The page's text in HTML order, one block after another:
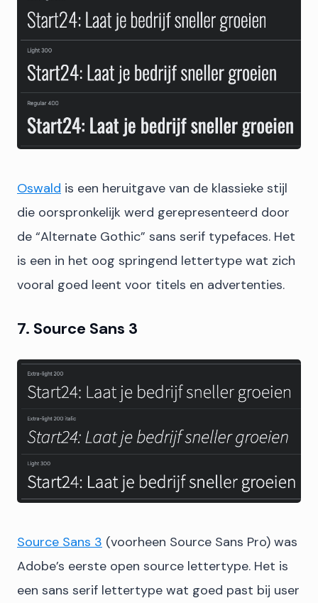
Oswald is een heruitgave van de klassieke stijl
die oorspronkelijk werd gerepresenteerd door
de “Alternate Gothic” sans serif typefaces. Het
is een in het oog springend lettertype wat zich
vooral goed leent voor titels en advertenties.
7. Source Sans 3
Source Sans 3 (voorheen Source Sans Pro) was
Adobe’s eerste open source lettertype. Het is
een sans serif lettertype wat goed past bij user